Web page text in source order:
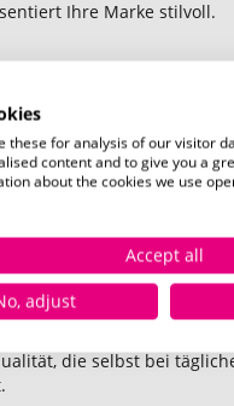
Ihre Marke stilvoll.
für
und gewünschtem Look
: Der
Logos und
die selbst bei
these for analysis of our visitor
content and to give you a
about the cookies we use
Accept all
adjust